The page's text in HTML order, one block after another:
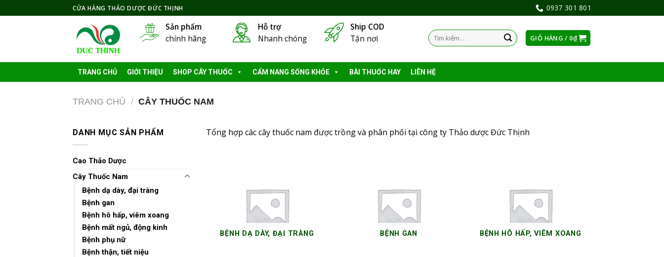
to
CỬA HÀNG THẢO DƯỢC ĐỨC THỊNH 0937 301 801
Sản phẩm
chính hãng
Hỗ trợ
Nhanh chóng
Ship COD
Tận nơi
Tìm
kiếm:
GIỎ HÀNG / 0₫
TRANG CHỦ GIỚI THIỆU SHOP CÂY THUỐC CẨM NANG SỐNG KHỎE BÀI THUỐC HAY LIÊN HỆ
TRANG CHỦ / CÂY THUỐC NAM
DANH MỤC SẢN PHẨM
Cao Thảo Dược
Cây Thuốc Nam
Bệnh dạ dày, đại tràng
Bệnh gan
Bệnh hô hấp, viêm xoang
Bệnh mất ngủ, động kinh
Bệnh phụ nữ
Bệnh thận, tiết niệu
Tổng hợp các cây thuốc nam được trồng và phân phối tại công ty Thảo dược Đức Thịnh
BỆNH DẠ DÀY, ĐẠI TRÀNG BỆNH GAN BỆNH HÔ HẤP, VIÊM XOANG